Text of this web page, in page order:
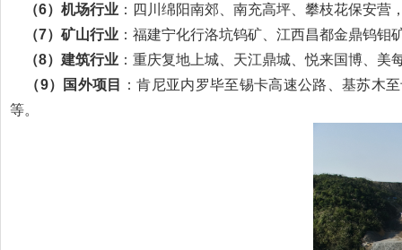
（6）机场行业 ：四川绵阳南郊、南充高坪、攀枝花保安
（7）矿山行业 ：福建宁化行洛坑钨矿、江西昌都金鼎钨钼
（8）建筑行业 ：重庆复地上城、天江鼎城、悦来国博、
（9）国外项目
：肯尼亚内罗毕至锡卡高速公路、基苏木
等。